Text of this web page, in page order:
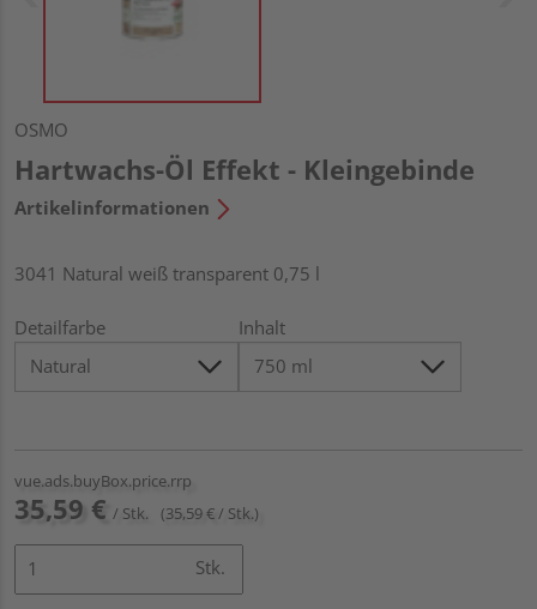
OSMO
Hartwachs-Öl Effekt - Kleingebinde
Artikelinformationen
3041 Natural weiß transparent 0,75 l
Detailfarbe Inhalt
vue.ads.buyBox.price.rrp
35,59 € / Stk. (35,59 € / Stk.)
Stk.